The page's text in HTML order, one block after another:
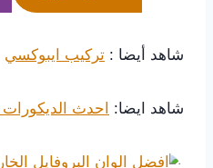
شاهد أيضا : تركيب ايبوكسي
شاهد ايضا: احدث